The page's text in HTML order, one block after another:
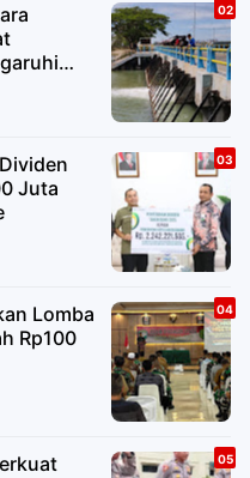
Juta
Lomba
Rp100